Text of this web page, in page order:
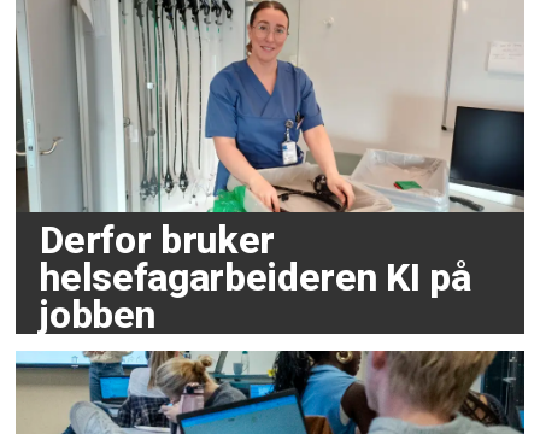
Derfor bruker
helsefagarbeideren KI på
jobben